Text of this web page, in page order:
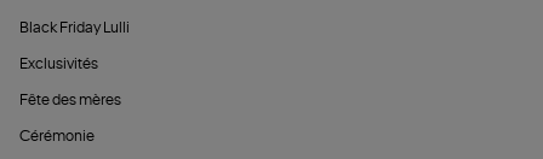
Black Friday Lulli
Exclusivités
Fête des mères
Cérémonie